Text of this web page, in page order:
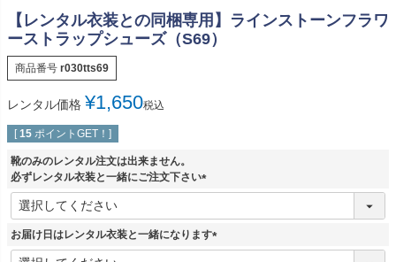
【レンタル衣装との同梱専用】ラインストーンフラワ
ーストラップシューズ（S69）
商品番号 r030tts69
レンタル価格 ¥1,650税込
[ 15 ポイントGET！]
靴のみのレンタル注文は出来ません。
必ずレンタル衣装と一緒にご注文下さい
(
須
お届け日はレンタル衣装と一緒になります
(